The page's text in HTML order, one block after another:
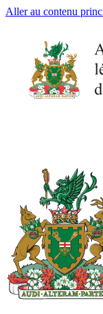
Aller au contenu